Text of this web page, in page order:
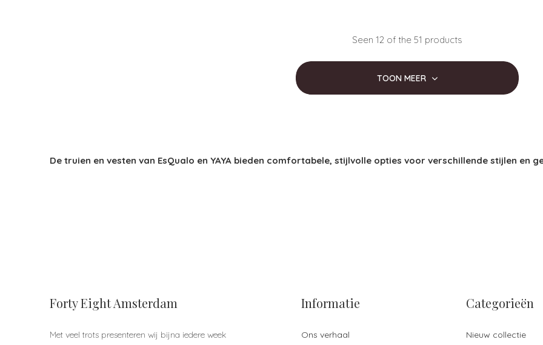
Seen 12 of the 51 products
TOON MEER
De truien en vesten van EsQualo en YAYA bieden comfortabele, stijlvolle opties voor verschillende stijlen en
Forty Eight Amsterdam
Met veel trots presenteren wij bijna iedere week
Informatie
Ons verhaal
Categorieën
Nieuw collectie